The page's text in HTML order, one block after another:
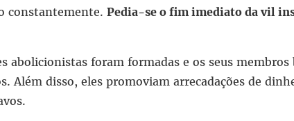
constantemente. Pedia-se o fim imediato da vil
abolicionistas foram formadas e os seus membros
Além disso, eles promoviam arrecadações de